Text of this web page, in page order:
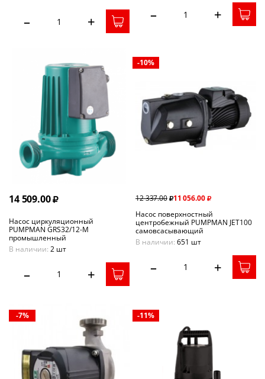
– + – +
14 509.00
Насос циркуляционный
PUMPMAN GRS32/12-M
промышленный
В наличии: 2 шт
– +
12 337.00 11 056.00
Насос поверхностный
центробежный PUMPMAN JET100
самовсасывающий
В наличии: 651 шт
-10%
– +
-7% -11%